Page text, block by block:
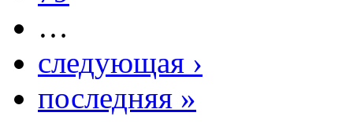
…
следующая ›
последняя »